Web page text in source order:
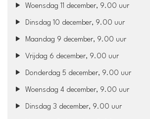
Woensdag 11 december, 9.00 uur
Dinsdag 10 december, 9.00 uur
Maandag 9 december, 9.00 uur
Vrijdag 6 december, 9.00 uur
Donderdag 5 december, 9.00 uur
Woensdag 4 december, 9.00 uur
Dinsdag 3 december, 9.00 uur